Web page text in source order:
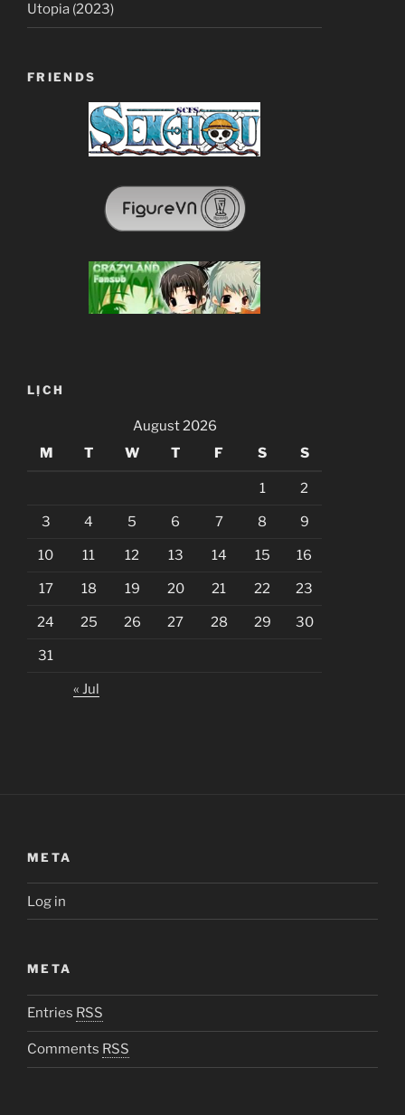
Utopia (2023)
FRIENDS
LỊCH
August 2026
M
T W T F S S
1 2
3 4 5 6 7 8 9
10 11 12 13 14 15 16
17 18 19 20 21 22 23
24 25 26 27 28 29 30
31
« Jul
META
Log in
META
Entries RSS
Comments RSS